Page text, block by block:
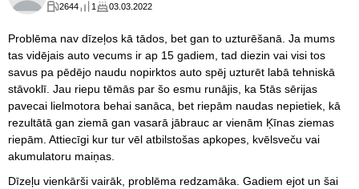
2644 1 03.03.2022
Problēma nav dīzeļos kā tādos, bet gan to uzturēšanā. Ja mums
tas vidējais auto vecums ir ap 15 gadiem, tad diezin vai visi tos
savus pa pēdējo naudu nopirktos auto spēj uzturēt labā tehniskā
stāvoklī. Jau riepu tēmās par šo esmu runājis, ka 5tās sērijas
pavecai lielmotora behai sanāca, bet riepām naudas nepietiek, kā
rezultātā gan ziemā gan vasarā jābrauc ar vienām Ķīnas ziemas
riepām. Attiecīgi kur tur vēl atbilstošas apkopes, kvēlsveču vai
akumulatoru maiņas.
Dīzeļu vienkārši vairāk, problēma redzamāka. Gadiem ejot un šai